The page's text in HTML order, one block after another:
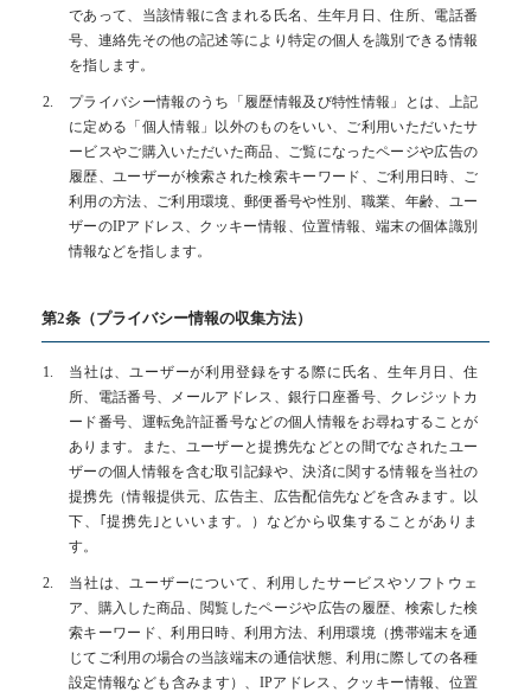
お問い合わせ
CONTACT
不動産のお悩みにお応えします
メールでの受付
お問い合わせフォーム
お電話での受付
0422-38-6818
受付時間：9:30～18:00
であって、当該情報に含まれる氏名、生年月日、住所、電話番
号、連絡先その他の記述等により特定の個人を識別できる情報
を指します。
プライバシー情報のうち「履歴情報及び特性情報」とは、上記
に定める「個人情報」以外のものをいい、ご利用いただいたサ
ービスやご購入いただいた商品、ご覧になったページや広告の
履歴、ユーザーが検索された検索キーワード、ご利用日時、ご
利用の方法、ご利用環境、郵便番号や性別、職業、年齢、ユー
ザーのIPアドレス、クッキー情報、位置情報、端末の個体識別
情報などを指します。
第2条（プライバシー情報の収集方法）
当社は、ユーザーが利用登録をする際に氏名、生年月日、住
所、電話番号、メールアドレス、銀行口座番号、クレジットカ
ード番号、運転免許証番号などの個人情報をお尋ねすることが
あります。また、ユーザーと提携先などとの間でなされたユー
ザーの個人情報を含む取引記録や、決済に関する情報を当社の
提携先（情報提供元、広告主、広告配信先などを含みます。以
下、｢提携先｣といいます。）などから収集することがありま
す。
当社は、ユーザーについて、利用したサービスやソフトウェ
ア、購入した商品、閲覧したページや広告の履歴、検索した検
索キーワード、利用日時、利用方法、利用環境（携帯端末を通
じてご利用の場合の当該端末の通信状態、利用に際しての各種
設定情報なども含みます）、IPアドレス、クッキー情報、位置